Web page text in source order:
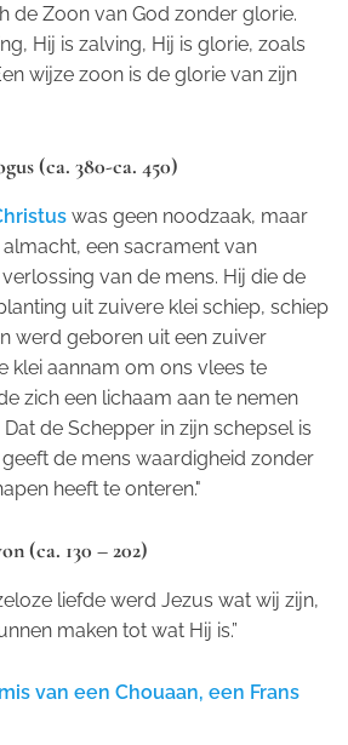
de Zoon van God zonder glorie.
Hij is zalving, Hij is glorie, zoals
wijze zoon is de glorie van zijn
(ca. 380-ca. 450)
was geen noodzaak, maar
een sacrament van
van de mens. Hij die de
uit zuivere klei schiep, schiep
werd geboren uit een zuiver
klei aannam om ons vlees te
zich een lichaam aan te nemen
de Schepper in zijn schepsel is
de mens waardigheid zonder
heeft te onteren."
(ca. 130 – 202)
liefde werd Jezus wat wij zijn,
maken tot wat Hij is.”
van een Chouaan, een Frans